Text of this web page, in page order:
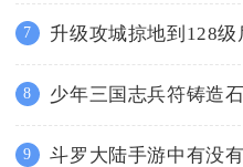
7 升级攻城掠地到128级
8 少年三国志兵符铸造
9